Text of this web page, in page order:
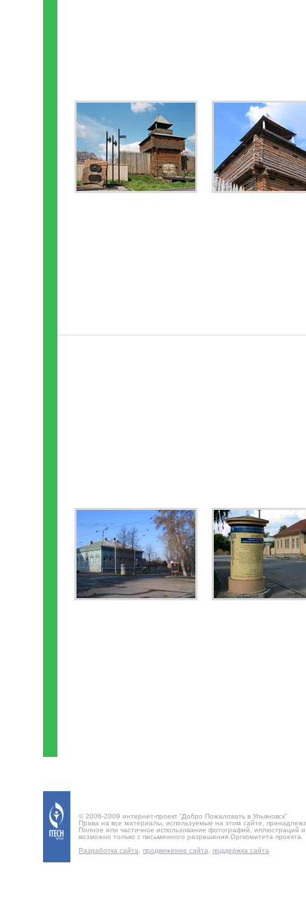
© 2006-2009 интернет-проект “Добро Пожаловать в Ульяновск”
Права на все материалы, используемые на этом сайте,
Полное или частичное использование фотографий, иллюстраций
возможно только с письменного разрешения Оргкомитета проекта.
Разработка сайта
продвижение сайта поддержка сайта